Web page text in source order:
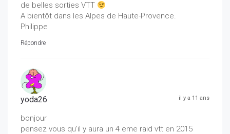
de belles sorties VTT
A bientôt dans les Alpes de Haute-Provence.
Philippe
Répondre
yoda26 il y a 11 ans
bonjour
pensez vous qu'il y aura un 4 eme raid vtt en 2015